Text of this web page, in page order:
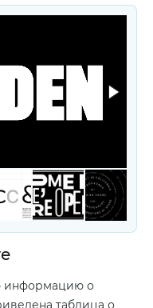
информацию о
таблица о